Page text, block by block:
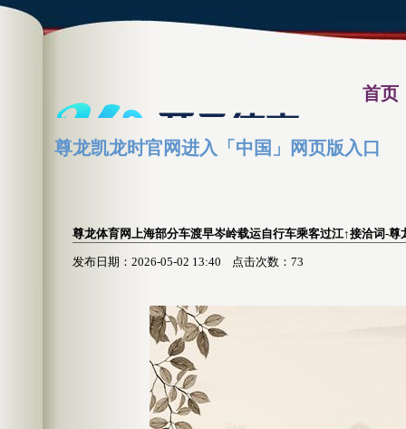
首页
资讯习
尊龙凯龙时官网进入「中国」网页版入口
尊龙体育网上海部分车渡早岑岭载运自行车乘客过江↑接洽词-
发布日期：2026-05-02 13:40 点击次数：73